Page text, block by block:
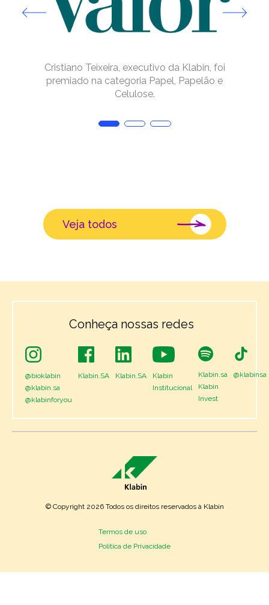
Cristiano Teixeira, executivo da Klabin, foi
premiado na categoria Papel, Papelão e
Celulose.
Veja todos
© Copyright 2026 Todos os direitos reservados à Klabin
Termos de uso
Política de Privacidade
Conheça nossas redes
@bioklabin
@klabin.sa
@klabinforyou
Klabin.SA Klabin.SA
Klabin
Institucional
Klabin.sa
Klabin
Invest
@klabinsa